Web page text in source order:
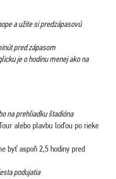
a užite si predzápasovú
pred zápasom
je o hodinu menej ako na
na prehliadku štadióna
alebo plavbu loďou po rieke
byť aspoň 2,5 hodiny pred
podujatia